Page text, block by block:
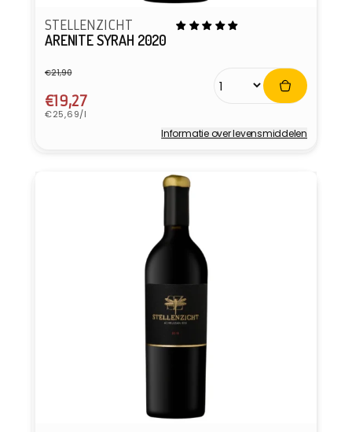
STELLENZICHT
ARENITE SYRAH 2020
Normale
prijs
€21,90
Aanbiedingsprijs
€19,27
Eenheidsprijs
€25,69/l
Informatie over levensmiddelen